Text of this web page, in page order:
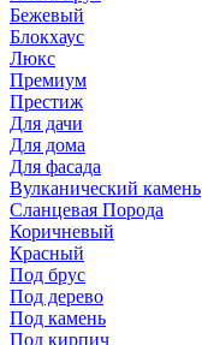
Бежевый
Блокхаус
Люкс
Премиум
Престиж
Для дачи
Для дома
Для фасада
Вулканический камень
Сланцевая Порода
Коричневый
Красный
Под брус
Под дерево
Под камень
Под кирпич